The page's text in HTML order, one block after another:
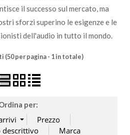
il successo sul mercato, ma
sforzi superino le esigenze e le
dell'audio in tutto il mondo.
per pagina - 1 in totale)
per: